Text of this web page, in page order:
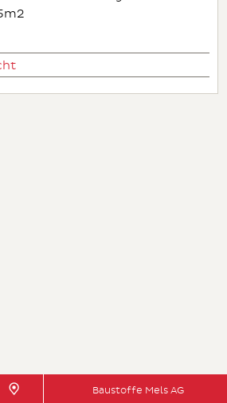
Baustoffe Mels AG